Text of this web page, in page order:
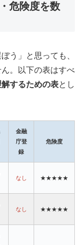
危険度を数
う」と思っても、
。以下の表はすべ
するための表とし
金融
庁登
録
危険度
なし ★★★★★
なし ★★★★★